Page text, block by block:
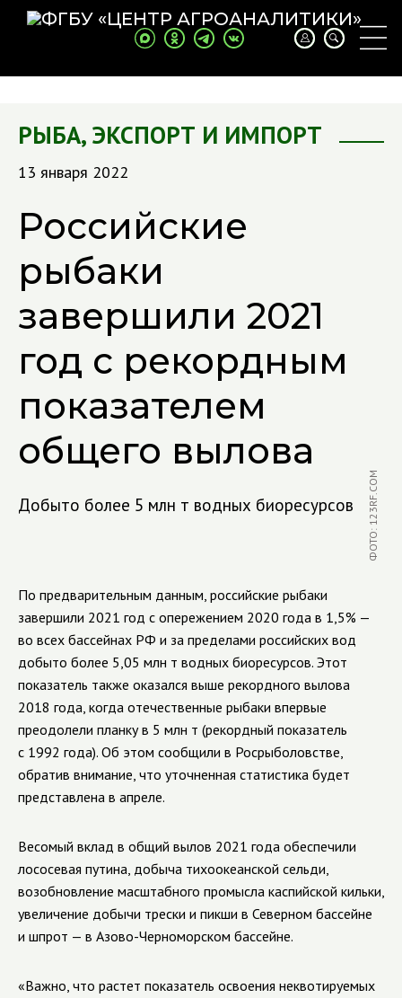
РЫБА, ЭКСПОРТ И ИМПОРТ
13 января 2022
Российские
рыбаки
завершили 2021
год с рекордным
показателем
общего вылова
Добыто более 5 млн т водных биоресурсов ФОТО: 123RF.COM
По предварительным данным, российские рыбаки
завершили 2021 год с опережением 2020 года в 1,5% —
во всех бассейнах РФ и за пределами российских вод
добыто более 5,05 млн т водных биоресурсов. Этот
показатель также оказался выше рекордного вылова
2018 года, когда отечественные рыбаки впервые
преодолели планку в 5 млн т (рекордный показатель
с 1992 года). Об этом сообщили в Росрыболовстве,
обратив внимание, что уточненная статистика будет
представлена в апреле.
Весомый вклад в общий вылов 2021 года обеспечили
лососевая путина, добыча тихоокеанской сельди,
возобновление масштабного промысла каспийской кильки,
увеличение добычи трески и пикши в Северном бассейне
и шпрот — в Азово-Черноморском бассейне.
«Важно, что растет показатель освоения неквотируемых